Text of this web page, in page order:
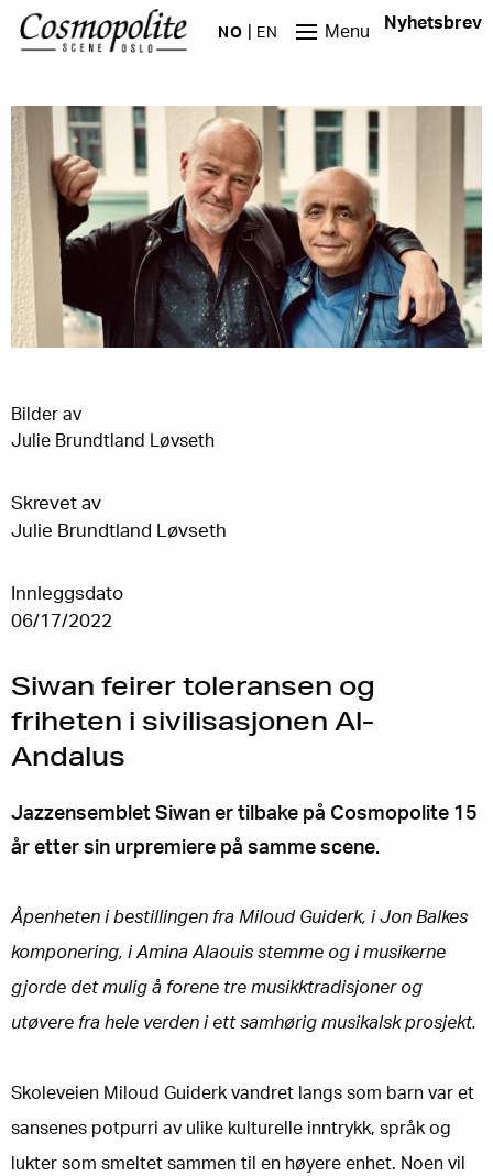
Hopp til hovedinnhold
NO EN Menu Nyhetsbrev
Bilder av
Julie Brundtland Løvseth
Skrevet av
Julie Brundtland Løvseth
Innleggsdato
06/17/2022
Siwan feirer toleransen og
friheten i sivilisasjonen Al-
Andalus
Jazzensemblet Siwan er tilbake på Cosmopolite 15
år etter sin urpremiere på samme scene.
Åpenheten i bestillingen fra Miloud Guiderk, i Jon Balkes
komponering, i Amina Alaouis stemme og i musikerne
gjorde det mulig å forene tre musikktradisjoner og
utøvere fra hele verden i ett samhørig musikalsk prosjekt.
Skoleveien Miloud Guiderk vandret langs som barn var et
sansenes potpurri av ulike kulturelle inntrykk, språk og
lukter som smeltet sammen til en høyere enhet. Noen vil